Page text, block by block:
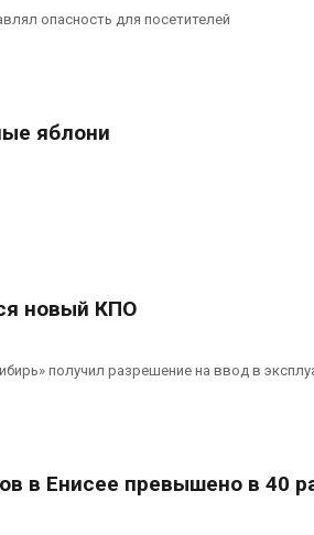
опасность для посетителей
яблони
новый КПО
получил разрешение на ввод в
в Енисее превышено в 40